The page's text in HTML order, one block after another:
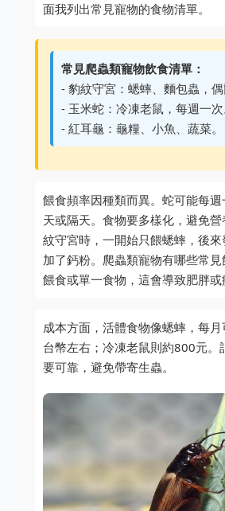
面我列出常見寵物的食物清單。
常見爬蟲類寵物飲食清單：
- 豹紋守宮：蟋蟀、麵包蟲，偶
- 玉米蛇：冷凍老鼠，每週一次
- 紅耳龜：龜糧、小魚、蔬菜。
餵食頻率因種類而異。蛇可能每
天或隔天。食物要多樣化，避免
紋守宮時，一開始只餵蟋蟀，後
加了鈣粉。爬蟲類寵物有哪些常
餵食或單一食物，這會導致肥胖或
成本方面，活體食物像蟋蟀，每
台幣左右；冷凍老鼠則約800元。
要可靠，避免帶寄生蟲。